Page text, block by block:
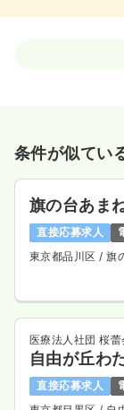
条件が似てい
旗の台あま
直接応募求人
東京都品川区 / 旗
医療法人社団 桜蕾
自由が丘わ
直接応募求人